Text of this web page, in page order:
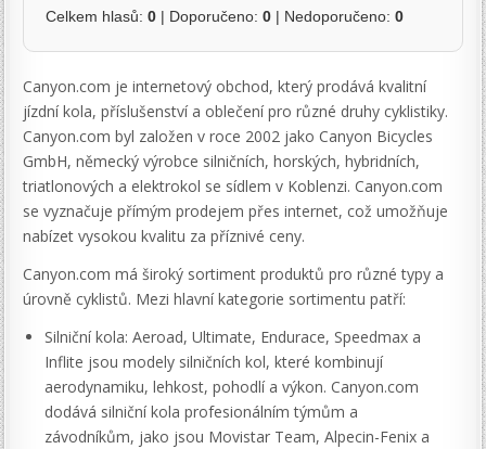
Celkem hlasů:0 | Doporučeno:0 | Nedoporučeno:0
Canyon.com je internetový obchod, který prodává kvalitní
jízdní kola, příslušenství a oblečení pro různé druhy cyklistiky.
Canyon.com byl založen v roce 2002 jako Canyon Bicycles
GmbH, německý výrobce silničních, horských, hybridních,
triatlonových a elektrokol se sídlem v Koblenzi. Canyon.com
se vyznačuje přímým prodejem přes internet, což umožňuje
nabízet vysokou kvalitu za příznivé ceny.
Canyon.com má široký sortiment produktů pro různé typy a
úrovně cyklistů. Mezi hlavní kategorie sortimentu patří:
Silniční kola: Aeroad, Ultimate, Endurace, Speedmax a
Inflite jsou modely silničních kol, které kombinují
aerodynamiku, lehkost, pohodlí a výkon. Canyon.com
dodává silniční kola profesionálním týmům a
závodníkům, jako jsou Movistar Team, Alpecin-Fenix a